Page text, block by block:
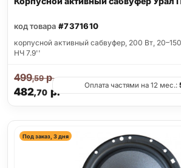
код товара #7371610
корпусной активный сабвуфер, 200 Вт,
НЧ 7.9''
482,70р.
499,59р.
Оплата частями на 12 мес.:
Под заказ, 3 дня